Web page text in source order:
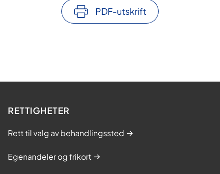
PDF-utskrift
RETTIGHETER
Rett til valg av behandlingssted
Egenandeler og frikort